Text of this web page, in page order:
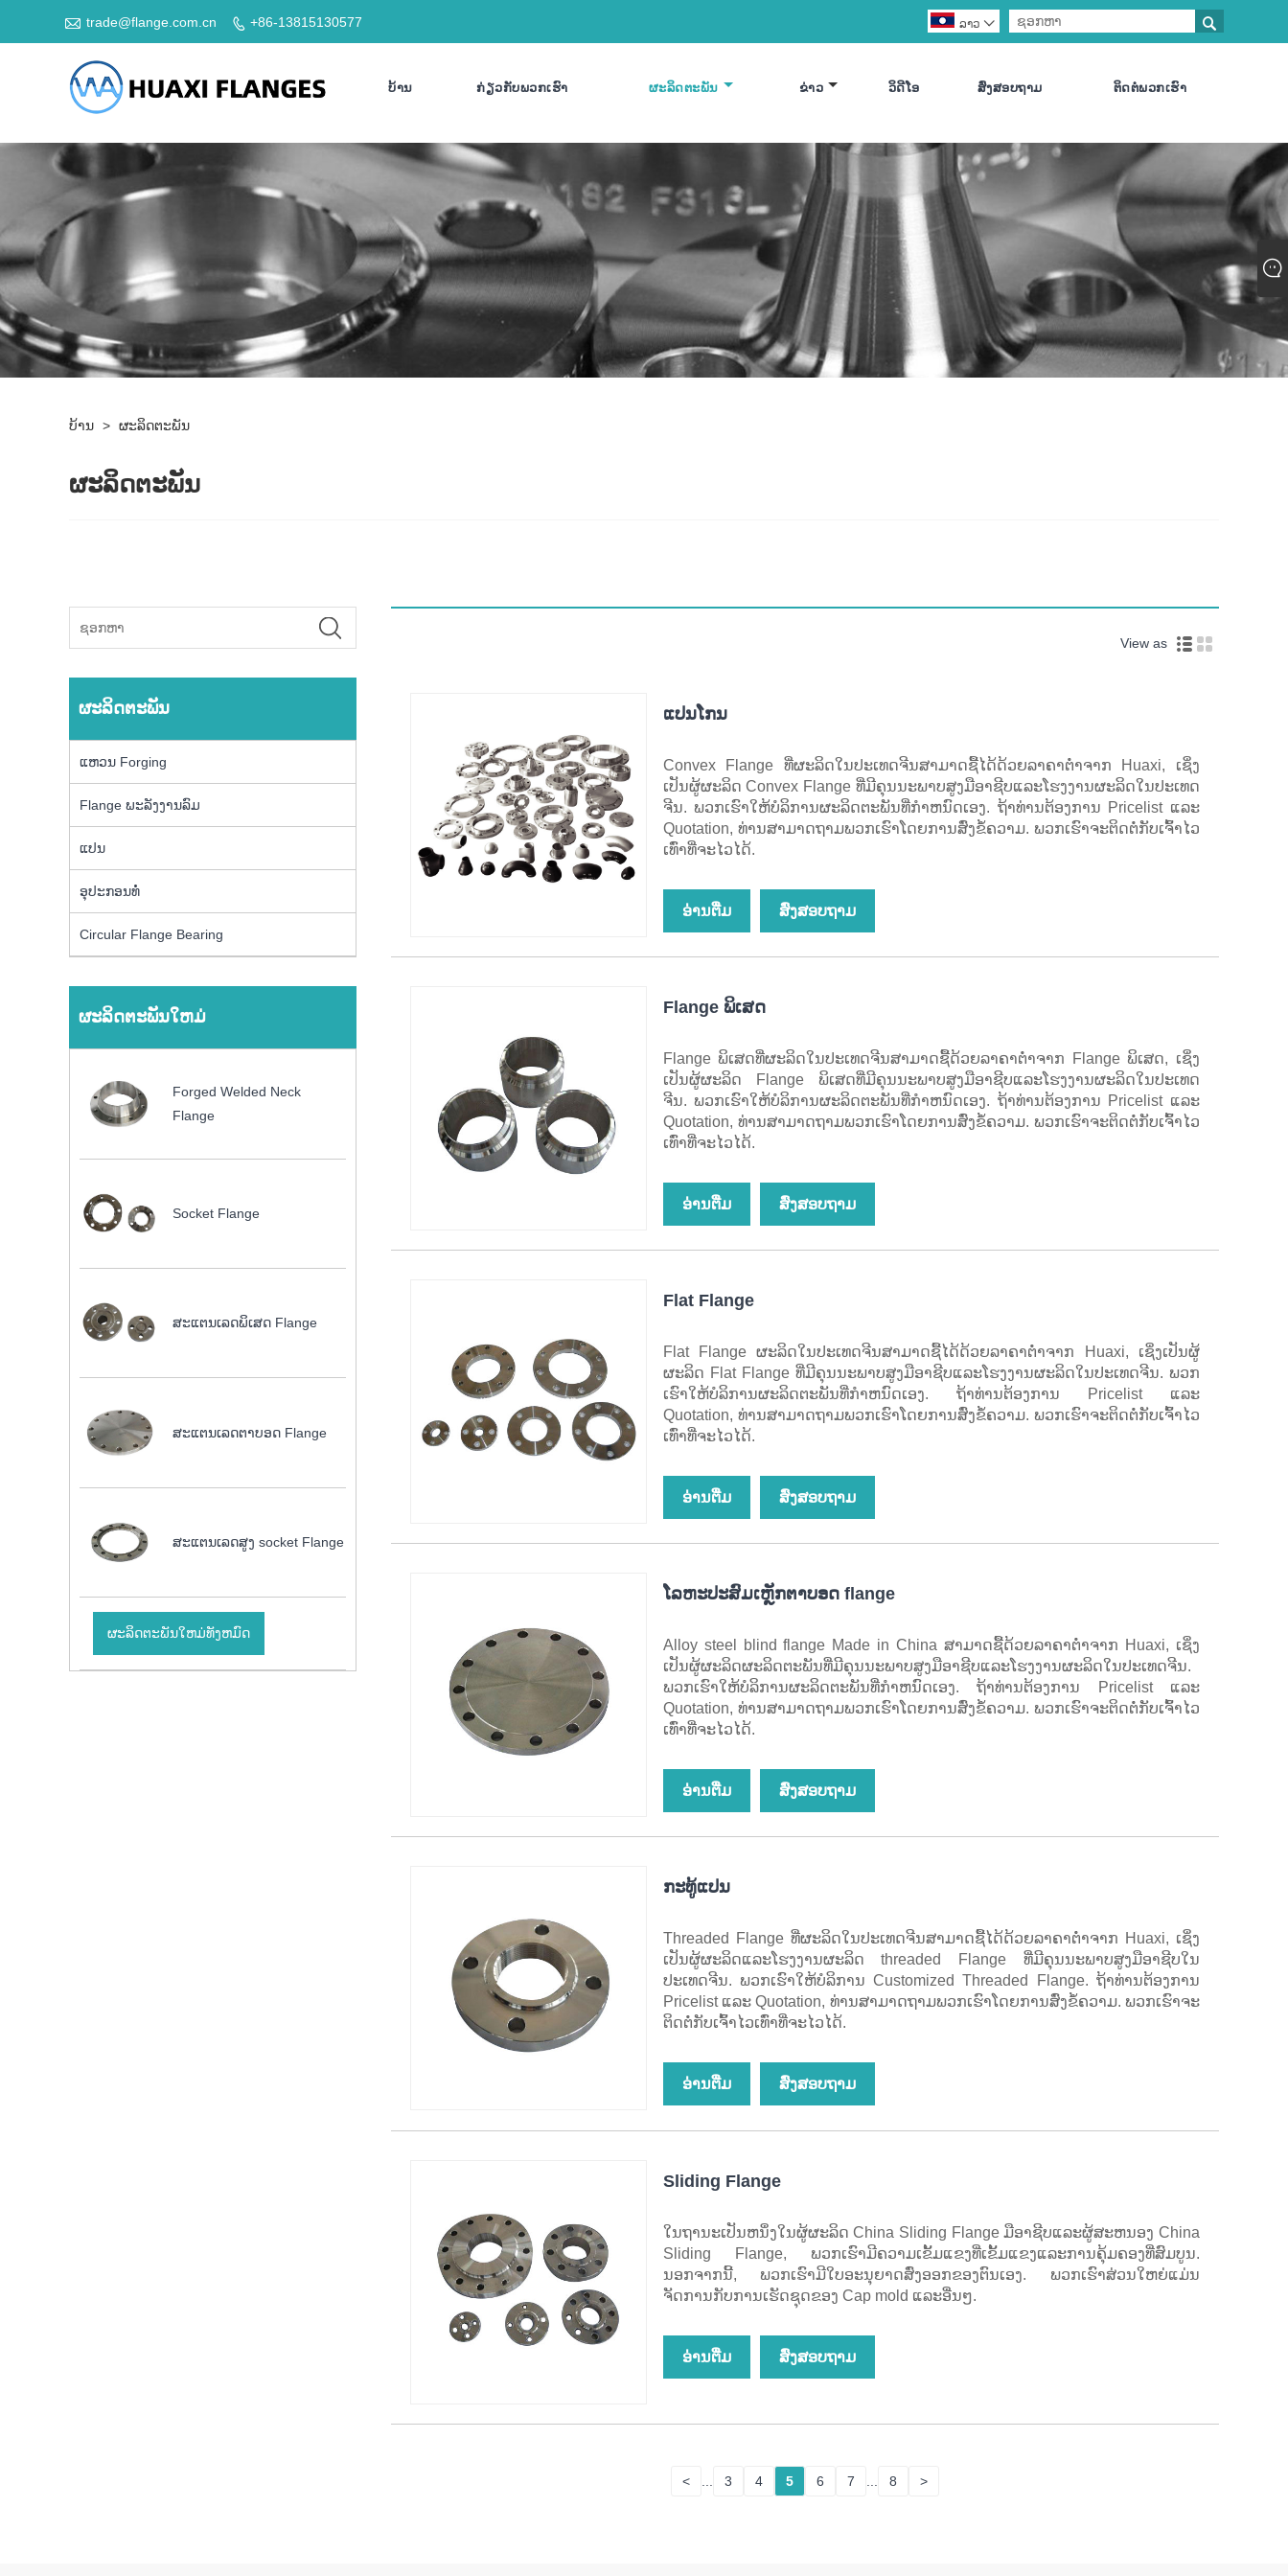
 trade@flange.com.cn  +86-13815130577 
ລາວ 
ບ້ານ ກ່ຽວ​ກັບ​ພວກ​ເຮົາ ຜະລິດຕະພັນ ຂ່າວ ວິດີໂອ ສົ່ງສອບຖາມ ຕິດ​ຕໍ່​ພວກ​ເຮົາ
ບ້ານ > ຜະລິດຕະພັນ
ຜະລິດຕະພັນ
ຜະລິດຕະພັນ
ແຫວນ Forging
Flange ພະລັງງານລົມ
ແປນ
ອຸປະກອນທໍ່
Circular Flange Bearing
ຜະລິດຕະພັນໃຫມ່
Forged Welded Neck
Flange
Socket Flange
ສະແຕນເລດພິເສດ Flange
ສະແຕນເລດຕາບອດ Flange
ສະແຕນເລດສູງ socket Flange
ຜະລິດຕະພັນໃຫມ່ທັງຫມົດ
View as
ແປນໂກນ
Convex Flange ທີ່ຜະລິດໃນປະເທດຈີນສາມາດຊື້ໄດ້ດ້ວຍລາຄາຕໍ່າຈາກ Huaxi, ເຊິ່ງ
ເປັນຜູ້ຜະລິດ Convex Flange ທີ່ມີຄຸນນະພາບສູງມືອາຊີບແລະໂຮງງານຜະລິດໃນປະເທດ
ຈີນ. ພວກເຮົາໃຫ້ບໍລິການຜະລິດຕະພັນທີ່ກໍາຫນົດເອງ. ຖ້າທ່ານຕ້ອງການ Pricelist ແລະ
Quotation, ທ່ານສາມາດຖາມພວກເຮົາໂດຍການສົ່ງຂໍ້ຄວາມ. ພວກເຮົາຈະຕິດຕໍ່ກັບເຈົ້າໄວ
ເທົ່າທີ່ຈະໄວໄດ້.
ອ່ານ​ຕື່ມ ສົ່ງສອບຖາມ
Flange ພິເສດ
Flange ພິເສດທີ່ຜະລິດໃນປະເທດຈີນສາມາດຊື້ດ້ວຍລາຄາຕ່ໍາຈາກ Flange ພິເສດ, ເຊິ່ງ
ເປັນຜູ້ຜະລິດ Flange ພິເສດທີ່ມີຄຸນນະພາບສູງມືອາຊີບແລະໂຮງງານຜະລິດໃນປະເທດ
ຈີນ. ພວກເຮົາໃຫ້ບໍລິການຜະລິດຕະພັນທີ່ກໍາຫນົດເອງ. ຖ້າທ່ານຕ້ອງການ Pricelist ແລະ
Quotation, ທ່ານສາມາດຖາມພວກເຮົາໂດຍການສົ່ງຂໍ້ຄວາມ. ພວກເຮົາຈະຕິດຕໍ່ກັບເຈົ້າໄວ
ເທົ່າທີ່ຈະໄວໄດ້.
ອ່ານ​ຕື່ມ ສົ່ງສອບຖາມ
Flat Flange
Flat Flange ຜະລິດໃນປະເທດຈີນສາມາດຊື້ໄດ້ດ້ວຍລາຄາຕໍ່າຈາກ Huaxi, ເຊິ່ງເປັນຜູ້
ຜະລິດ Flat Flange ທີ່ມີຄຸນນະພາບສູງມືອາຊີບແລະໂຮງງານຜະລິດໃນປະເທດຈີນ. ພວກ
ເຮົາໃຫ້ບໍລິການຜະລິດຕະພັນທີ່ກໍາຫນົດເອງ. ຖ້າທ່ານຕ້ອງການ Pricelist ແລະ
Quotation, ທ່ານສາມາດຖາມພວກເຮົາໂດຍການສົ່ງຂໍ້ຄວາມ. ພວກເຮົາຈະຕິດຕໍ່ກັບເຈົ້າໄວ
ເທົ່າທີ່ຈະໄວໄດ້.
ອ່ານ​ຕື່ມ ສົ່ງສອບຖາມ
ໂລຫະປະສົມເຫຼັກຕາບອດ flange
Alloy steel blind flange Made in China ສາມາດຊື້ດ້ວຍລາຄາຕໍ່າຈາກ Huaxi, ເຊິ່ງ
ເປັນຜູ້ຜະລິດຜະລິດຕະພັນທີ່ມີຄຸນນະພາບສູງມືອາຊີບແລະໂຮງງານຜະລິດໃນປະເທດຈີນ.
ພວກເຮົາໃຫ້ບໍລິການຜະລິດຕະພັນທີ່ກໍາຫນົດເອງ. ຖ້າທ່ານຕ້ອງການ Pricelist ແລະ
Quotation, ທ່ານສາມາດຖາມພວກເຮົາໂດຍການສົ່ງຂໍ້ຄວາມ. ພວກເຮົາຈະຕິດຕໍ່ກັບເຈົ້າໄວ
ເທົ່າທີ່ຈະໄວໄດ້.
ອ່ານ​ຕື່ມ ສົ່ງສອບຖາມ
ກະທູ້ແປນ
Threaded Flange ທີ່ຜະລິດໃນປະເທດຈີນສາມາດຊື້ໄດ້ດ້ວຍລາຄາຕໍ່າຈາກ Huaxi, ເຊິ່ງ
ເປັນຜູ້ຜະລິດແລະໂຮງງານຜະລິດ threaded Flange ທີ່ມີຄຸນນະພາບສູງມືອາຊີບໃນ
ປະເທດຈີນ. ພວກເຮົາໃຫ້ບໍລິການ Customized Threaded Flange. ຖ້າທ່ານຕ້ອງການ
Pricelist ແລະ Quotation, ທ່ານສາມາດຖາມພວກເຮົາໂດຍການສົ່ງຂໍ້ຄວາມ. ພວກເຮົາຈະ
ຕິດຕໍ່ກັບເຈົ້າໄວເທົ່າທີ່ຈະໄວໄດ້.
ອ່ານ​ຕື່ມ ສົ່ງສອບຖາມ
Sliding Flange
ໃນຖານະເປັນຫນຶ່ງໃນຜູ້ຜະລິດ China Sliding Flange ມືອາຊີບແລະຜູ້ສະຫນອງ China
Sliding Flange, ພວກເຮົາມີຄວາມເຂັ້ມແຂງທີ່ເຂັ້ມແຂງແລະການຄຸ້ມຄອງທີ່ສົມບູນ.
ນອກຈາກນີ້, ພວກເຮົາມີໃບອະນຸຍາດສົ່ງອອກຂອງຕົນເອງ. ພວກເຮົາສ່ວນໃຫຍ່ແມ່ນ
ຈັດການກັບການເຮັດຊຸດຂອງ Cap mold ແລະອື່ນໆ.
ອ່ານ​ຕື່ມ ສົ່ງສອບຖາມ
< 3 4 5 6 7 8 >